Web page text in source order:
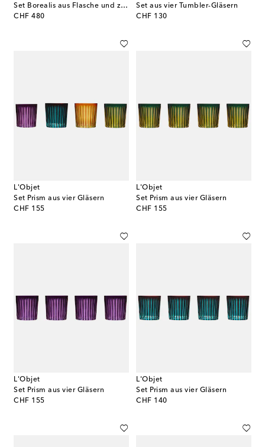
Set Borealis aus Flasche und zwei Tumbler-Gläsern
CHF 480
original price
Set aus vier Tumbler-Gläsern
CHF 130
original price
L'Objet
Set Prism aus vier Gläsern
CHF 155
original price
L'Objet
Set Prism aus vier Gläsern
CHF 155
original price
L'Objet
Set Prism aus vier Gläsern
CHF 155
original price
L'Objet
Set Prism aus vier Gläsern
CHF 140
original price